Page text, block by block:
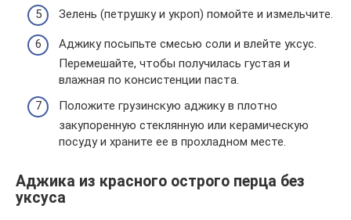
Зелень (петрушку и укроп) помойте и измельчите.
Аджику посыпьте смесью соли и влейте уксус.
Перемешайте, чтобы получилась густая и
влажная по консистенции паста.
Положите грузинскую аджику в плотно
закупоренную стеклянную или керамическую
посуду и храните ее в прохладном месте.
Аджика из красного острого перца без
уксуса